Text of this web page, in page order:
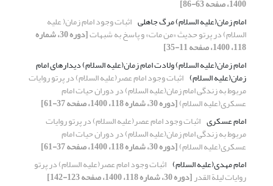
1400، صفحه 63-86]
امام زمان(علیه السلام) مرگ جاهلی اثبات وجود امام زمان( علیه
السلام) در پرتو حدیث «من مات» و پاسخ به شبهات [دوره 30، شماره
118، 1400، صفحه 11-35]
امام زمان(علیه السلام) ولادت امام زمان(علیه السلام) دیدارهای امام
زمان(علیه السلام) اثبات وجود امام عصر(علیه السلام) در پرتو روایات
مربوط به زندگی امام زمان(علیه السلام) در دوران حیات امام
عسکری(علیه السلام)[دوره 30، شماره 118، 1400، صفحه 37-61]
امام عسکری اثبات وجود امام عصر(علیه السلام) در پرتو روایات
مربوط به زندگی امام زمان(علیه السلام) در دوران حیات امام
عسکری(علیه السلام)[دوره 30، شماره 118، 1400، صفحه 37-61]
امام مهدی(علیه السلام) اثبات وجود امام عصر(علیه السلام) در پرتو
روایات لیلة القدر[دوره 30، شماره 118، 1400، صفحه 123-142]